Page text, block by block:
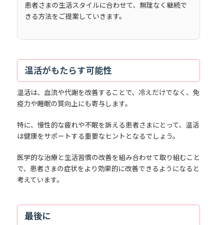
患者さまの生活スタイルに合わせて、無理なく継続で
きる方法をご提案していきます。
温活がもたらす可能性
温活は、血流や代謝を改善することで、冷えだけでなく、免
疫力や睡眠の質向上にも寄与します。
特に、慢性的な疲れや不眠を訴える患者さまにとって、温活
は健康をサポートする重要なヒントとなるでしょう。
医学的な治療と生活習慣の改善を組み合わせて取り組むこと
で、患者さまの症状をより効果的に改善できるようになると
考えています。
最後に